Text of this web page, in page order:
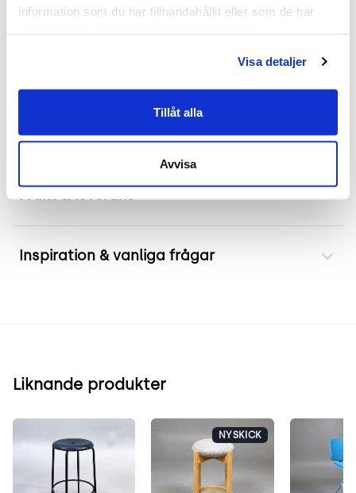
information som du har tillhandahållit eller som de har
Visa detaljer
Tillåt alla
Avvisa
.
Höjd 76 cm
Frakt & leverans
Inspiration & vanliga frågar
Liknande produkter
NYSKICK